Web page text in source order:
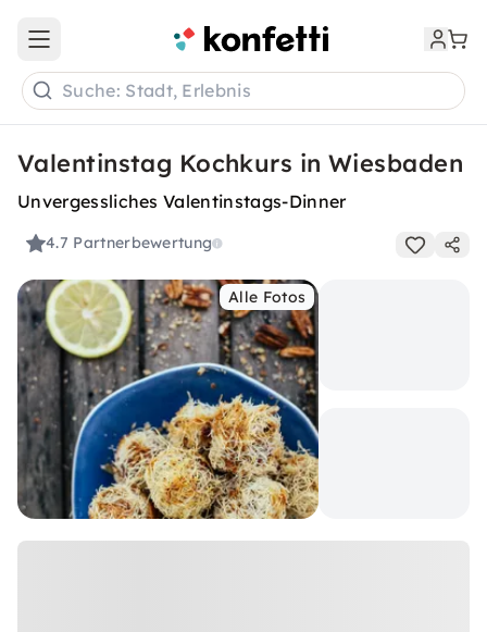
Open main menu
Suche: Stadt, Erlebnis
Valentinstag Kochkurs in Wiesbaden
Unvergessliches Valentinstags-Dinner
4.7 Partnerbewertung
Alle Fotos